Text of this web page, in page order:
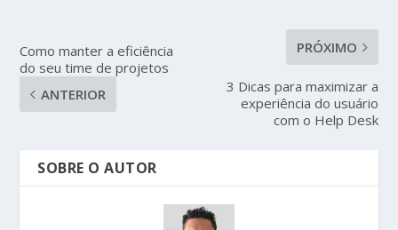
Como manter a eficiência
do seu time de projetos
ANTERIOR
PRÓXIMO
3 Dicas para maximizar a
experiência do usuário
com o Help Desk
SOBRE O AUTOR